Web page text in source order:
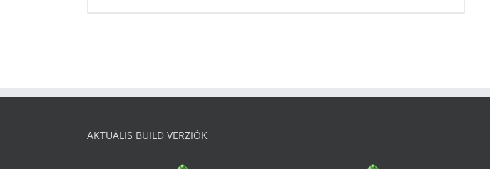
AKTUÁLIS BUILD VERZIÓK